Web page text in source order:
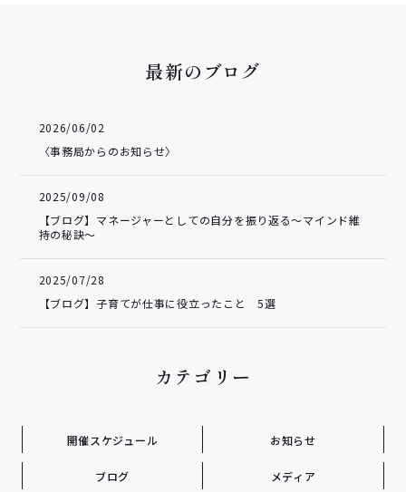
最新のブログ
2026/06/02
〈事務局からのお知らせ〉
2025/09/08
【ブログ】マネージャーとしての自分を振り返る～マインド維
持の秘訣～
2025/07/28
【ブログ】子育てが仕事に役立ったこと 5選
カテゴリー
開催スケジュール お知らせ
ブログ メディア